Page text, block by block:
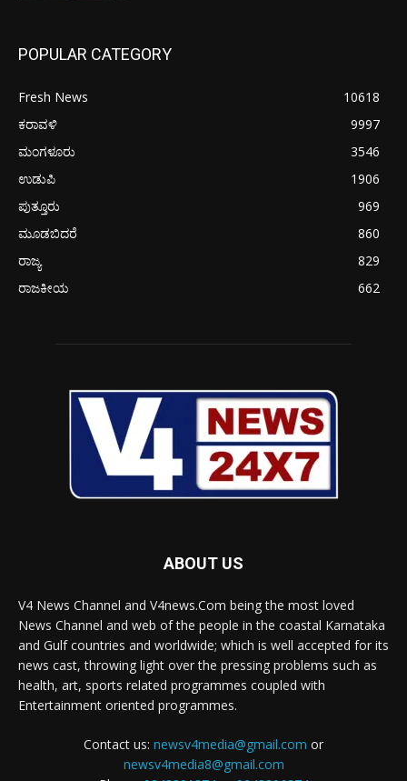
POPULAR CATEGORY
Fresh News
10618
ಕರಾವಳಿ
9997
ಮಂಗಳೂರು
3546
ಉಡುಪಿ
1906
ಪುತ್ತೂರು
969
ಮೂಡಬಿದರೆ
860
ರಾಜ್ಯ
829
ರಾಜಕೀಯ
662
ABOUT US
V4 News Channel and V4news.Com being the most loved
News Channel and web of the people in the coastal Karnataka
and Gulf countries and worldwide; which is well accepted for its
news cast, throwing light over the pressing problems such as
health, art, sports related programmes coupled with
Entertainment oriented programmes.
Contact us: newsv4media@gmail.com or
newsv4media8@gmail.com